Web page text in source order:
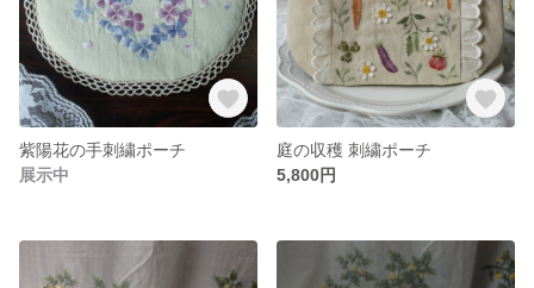
紫陽花の手刺繍ポーチ
展示中
庭の収穫 刺繍ポーチ
5,800円